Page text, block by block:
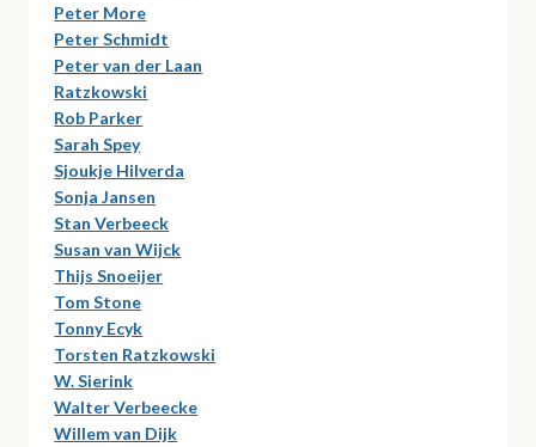
Peter More
Peter Schmidt
Peter van der Laan
Ratzkowski
Rob Parker
Sarah Spey
Sjoukje Hilverda
Sonja Jansen
Stan Verbeeck
Susan van Wijck
Thijs Snoeijer
Tom Stone
Tonny Ecyk
Torsten Ratzkowski
W. Sierink
Walter Verbeecke
Willem van Dijk